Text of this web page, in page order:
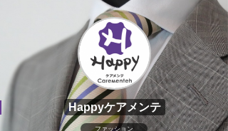
Happyケアメンテ
ファッション